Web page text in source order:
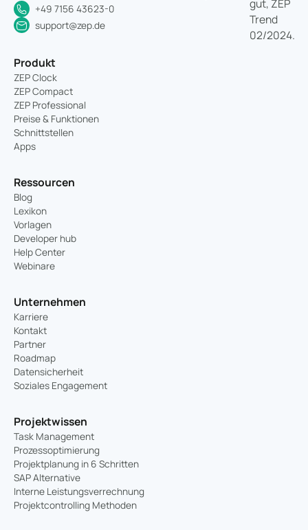
finden Sie alle wichtigen Informationen rund um ZEP
übersichtlich gebündelt und erhalten schnell
+49 7156 43623-0
support@zep.de
Produkt
ZEP Clock
ZEP Compact
ZEP Professional
Preise & Funktionen
Schnittstellen
Apps
Ressourcen
Blog
Lexikon
Vorlagen
Developer hub
Help Center
Webinare
Unternehmen
Karriere
Kontakt
Partner
Roadmap
Datensicherheit
Soziales Engagement
Projektwissen
Task Management
Prozessoptimierung
Projektplanung in 6 Schritten
SAP Alternative
Interne Leistungsverrechnung
Projektcontrolling Methoden